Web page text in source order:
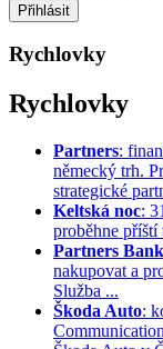
Rychlovky
Rychlovky
Partners:
německý trh.
strategické
Keltská noc:
proběhne příští
Partners
nakupovat a
Služba ...
Škoda Auto: